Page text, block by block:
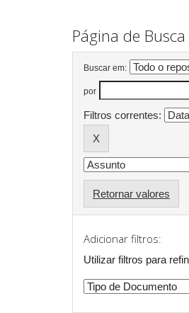
Página de Busca
Buscar em:
por
Filtros correntes:
Retornar valores
Adicionar filtros:
Utilizar filtros para